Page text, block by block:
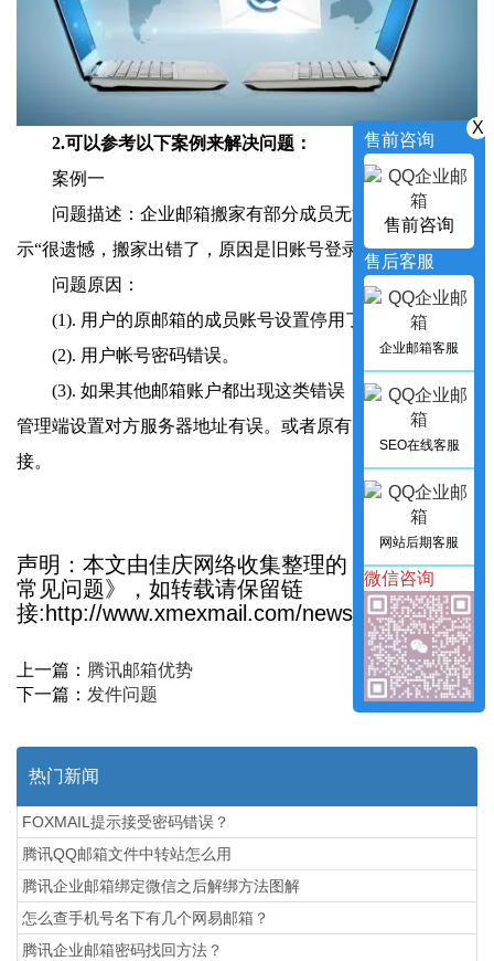
2.可以参考以下案例来解决问题：
案例一
问题描述：企业邮箱搬家有部分成员无法成功搬家，提
示“很遗憾，搬家出错了，原因是旧账号登录失败。
问题原因：
(1). 用户的原邮箱的成员账号设置停用了imap/POP。
(2). 用户帐号密码错误。
(3). 如果其他邮箱账户都出现这类错误，那么很可能是
管理端设置对方服务器地址有误。或者原有邮件系统无法连
接。
声明：本文由佳庆网络收集整理的《邮箱搬家
常见问题》，如转载请保留链
接:http://www.xmexmail.com/news_in/754
上一篇： 腾讯邮箱优势
下一篇： 发件问题
热门新闻
FOXMAIL提示接受密码错误？
腾讯QQ邮箱文件中转站怎么用
腾讯企业邮箱绑定微信之后解绑方法图解
怎么查手机号名下有几个网易邮箱？
腾讯企业邮箱密码找回方法？
X
售前咨询
售前咨询
售后客服
企业邮箱客服
SEO在线客服
网站后期客服
微信咨询